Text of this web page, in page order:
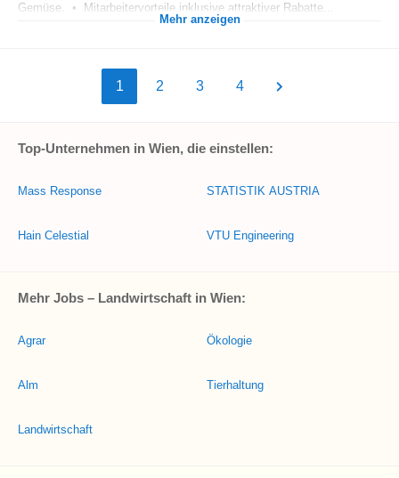
Gemüse. • Mitarbeitervorteile inklusive attraktiver Rabatte...
Mehr anzeigen
1 2 3 4
Top-Unternehmen in Wien, die einstellen:
Mass Response
Hain Celestial
STATISTIK AUSTRIA
VTU Engineering
Mehr Jobs – Landwirtschaft in Wien:
Agrar
Alm
Landwirtschaft
Ökologie
Tierhaltung